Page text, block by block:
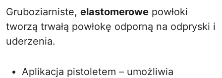
Gruboziarniste, elastomerowe powłoki
tworzą trwałą powłokę odporną na odpryski i
uderzenia.
Aplikacja pistoletem – umożliwia